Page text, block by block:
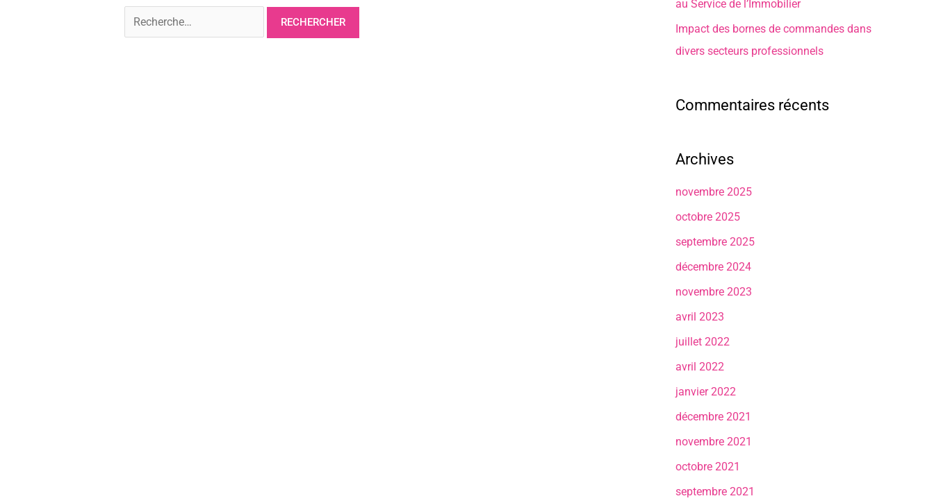
au Service de l’Immobilier
Impact des bornes de commandes dans
divers secteurs professionnels
Commentaires récents
Archives
novembre 2025
octobre 2025
septembre 2025
décembre 2024
novembre 2023
avril 2023
juillet 2022
avril 2022
janvier 2022
décembre 2021
novembre 2021
octobre 2021
septembre 2021